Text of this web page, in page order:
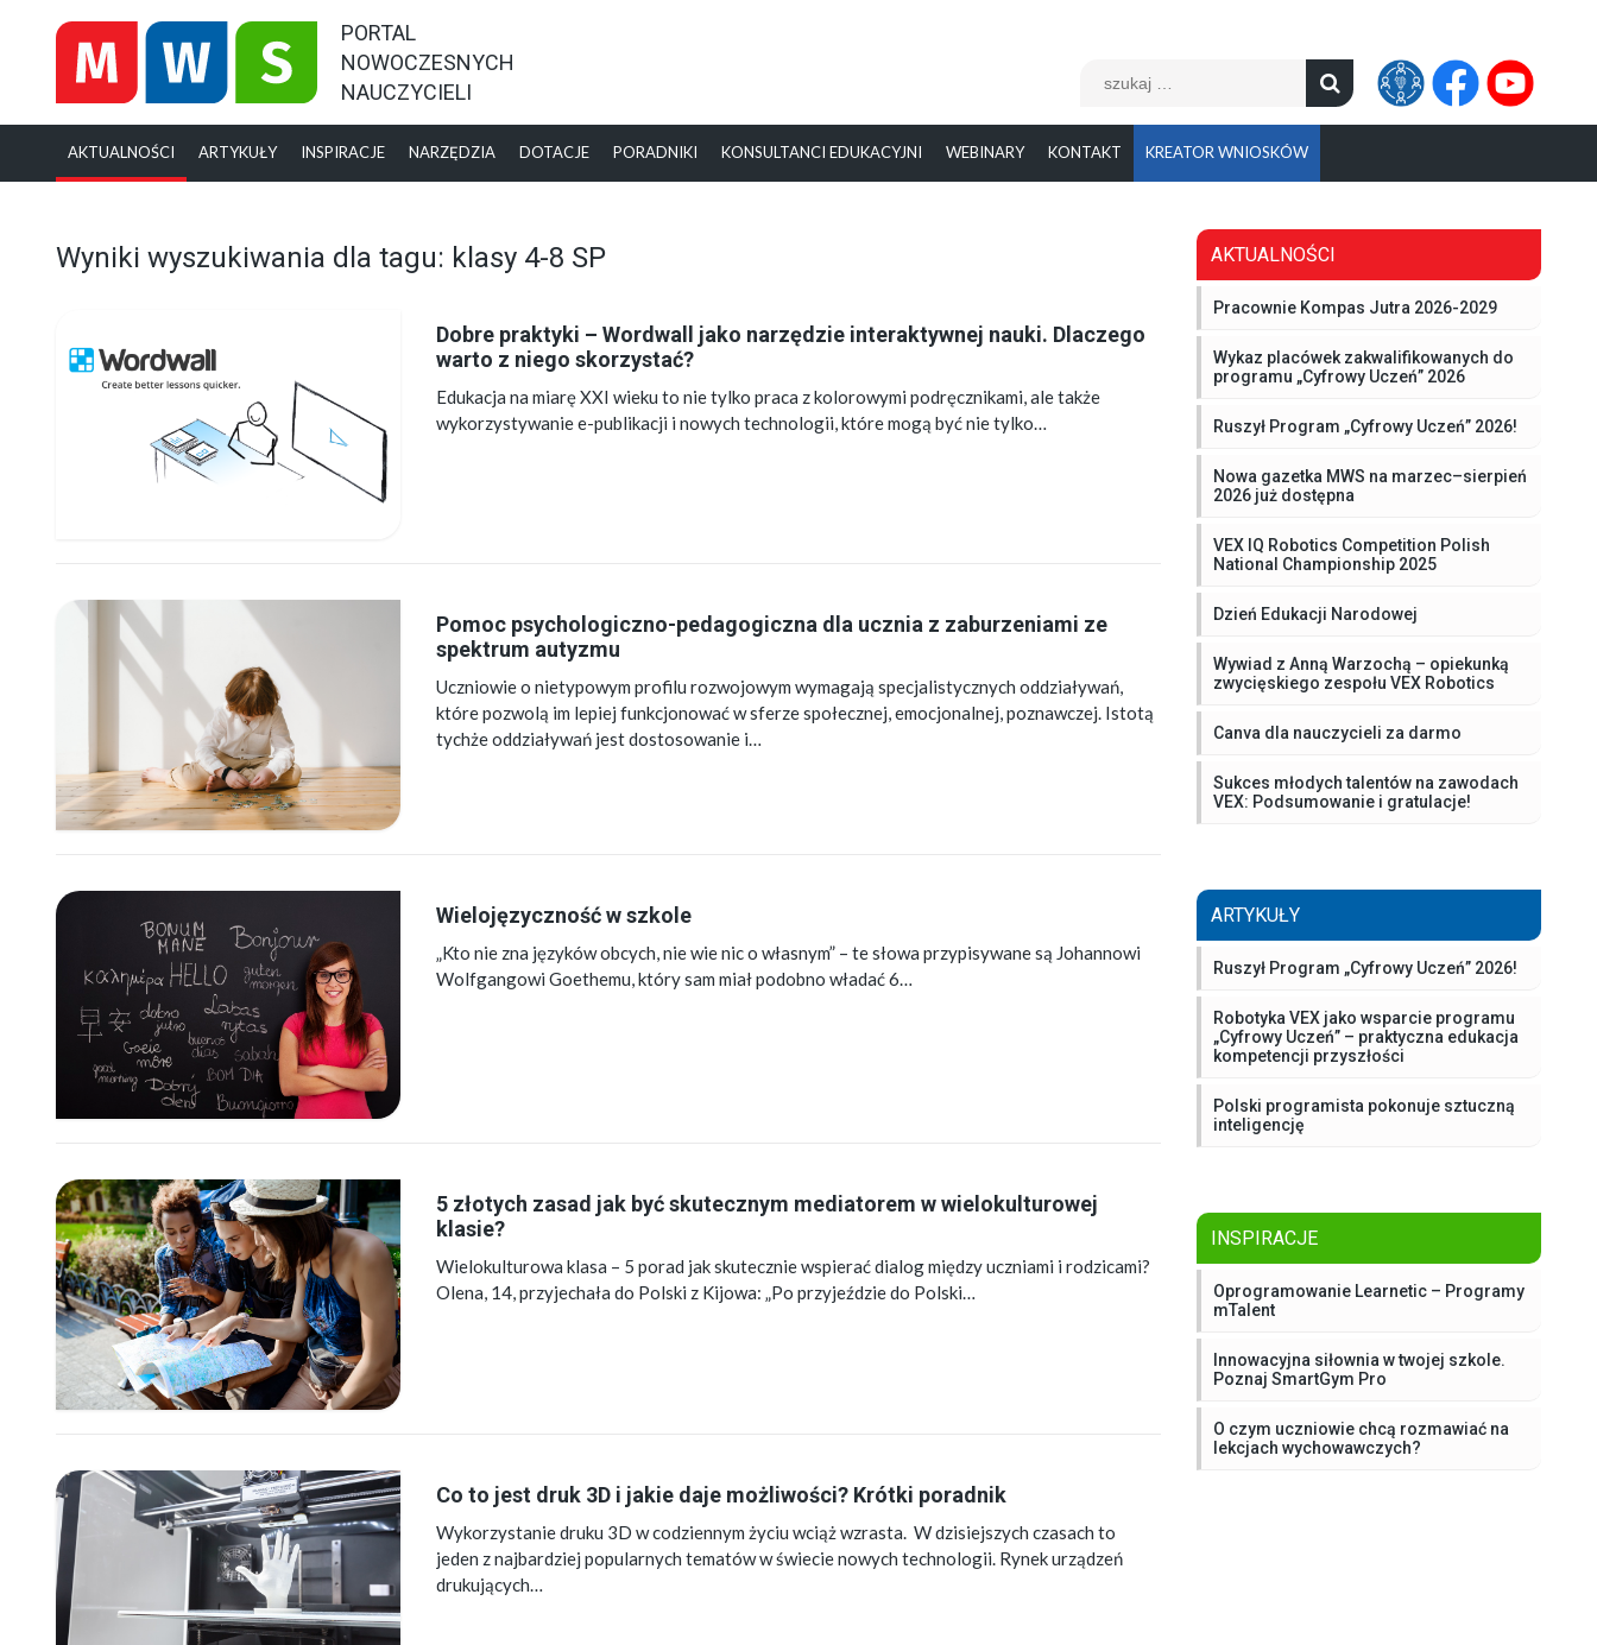
PORTAL
NOWOCZESNYCH
NAUCZYCIELI
AKTUALNOŚCI ARTYKUŁY INSPIRACJE NARZĘDZIA DOTACJE PORADNIKI KONSULTANCI EDUKACYJNI WEBINARY KONTAKT KREATOR WNIOSKÓW
Szukaj:
Wyniki wyszukiwania dla tagu: klasy 4-8 SP
Dobre praktyki – Wordwall jako narzędzie interaktywnej nauki. Dlaczego
warto z niego skorzystać?
Edukacja na miarę XXI wieku to nie tylko praca z kolorowymi podręcznikami, ale także
wykorzystywanie e-publikacji i nowych technologii, które mogą być nie tylko…
Pomoc psychologiczno-pedagogiczna dla ucznia z zaburzeniami ze
spektrum autyzmu
Uczniowie o nietypowym profilu rozwojowym wymagają specjalistycznych oddziaływań,
które pozwolą im lepiej funkcjonować w sferze społecznej, emocjonalnej, poznawczej. Istotą
tychże oddziaływań jest dostosowanie i…
Wielojęzyczność w szkole
„Kto nie zna języków obcych, nie wie nic o własnym” – te słowa przypisywane są Johannowi
Wolfgangowi Goethemu, który sam miał podobno władać 6…
5 złotych zasad jak być skutecznym mediatorem w wielokulturowej
klasie?
Wielokulturowa klasa – 5 porad jak skutecznie wspierać dialog między uczniami i rodzicami?
Olena, 14, przyjechała do Polski z Kijowa: „Po przyjeździe do Polski…
Co to jest druk 3D i jakie daje możliwości? Krótki poradnik
Wykorzystanie druku 3D w codziennym życiu wciąż wzrasta. W dzisiejszych czasach to
jeden z najbardziej popularnych tematów w świecie nowych technologii. Rynek urządzeń
drukujących…
AKTUALNOŚCI
Pracownie Kompas Jutra 2026-2029
Wykaz placówek zakwalifikowanych do
programu „Cyfrowy Uczeń” 2026
Ruszył Program „Cyfrowy Uczeń” 2026!
Nowa gazetka MWS na marzec–sierpień
2026 już dostępna
VEX IQ Robotics Competition Polish
National Championship 2025
Dzień Edukacji Narodowej
Wywiad z Anną Warzochą – opiekunką
zwycięskiego zespołu VEX Robotics
Canva dla nauczycieli za darmo
Sukces młodych talentów na zawodach
VEX: Podsumowanie i gratulacje!
ARTYKUŁY
Ruszył Program „Cyfrowy Uczeń” 2026!
Robotyka VEX jako wsparcie programu
„Cyfrowy Uczeń” – praktyczna edukacja
kompetencji przyszłości
Polski programista pokonuje sztuczną
inteligencję
INSPIRACJE
Oprogramowanie Learnetic – Programy
mTalent
Innowacyjna siłownia w twojej szkole.
Poznaj SmartGym Pro
O czym uczniowie chcą rozmawiać na
lekcjach wychowawczych?